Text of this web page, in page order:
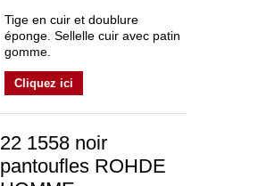
Tige en cuir et doublure
éponge. Sellelle cuir avec patin
gomme.
Cliquez ici
22 1558 noir
pantoufles ROHDE